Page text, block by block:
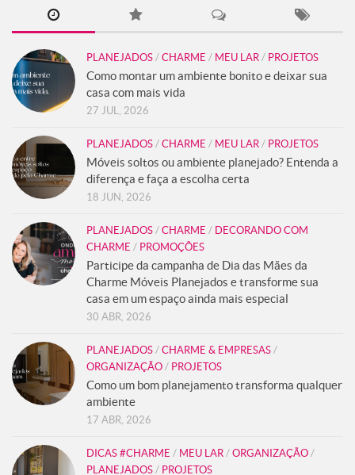
PLANEJADOS / CHARME / MEU LAR / PROJETOS
Como montar um ambiente bonito e deixar sua
casa com mais vida
27 JUL, 2026
PLANEJADOS / CHARME / MEU LAR / PROJETOS
Móveis soltos ou ambiente planejado? Entenda a
diferença e faça a escolha certa
18 JUN, 2026
PLANEJADOS / CHARME / DECORANDO COM
CHARME / PROMOÇÕES
Participe da campanha de Dia das Mães da
Charme Móveis Planejados e transforme sua
casa em um espaço ainda mais especial
30 ABR, 2026
PLANEJADOS / CHARME & EMPRESAS /
ORGANIZAÇÃO / PROJETOS
Como um bom planejamento transforma qualquer
ambiente
17 ABR, 2026
DICAS #CHARME / MEU LAR / ORGANIZAÇÃO /
PLANEJADOS / PROJETOS